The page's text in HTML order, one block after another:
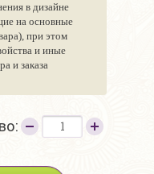
в дизайне
на основные
при этом
и иные
и заказа